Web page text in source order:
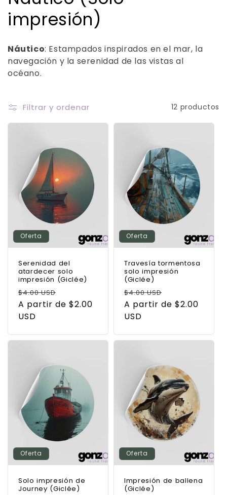
o
l
e
c
c
i
impresión)
Náutico: Estampados inspirados en el mar, la
navegación y la serenidad de las vistas al
océano.
Filtrar y ordenar 12 productos
Oferta
Serenidad del
atardecer solo
impresión (Giclée)
Precio
habitual
$4.00 USD
de
A partir de $2.00
USD
Oferta
Travesía tormentosa
solo impresión
(Giclée)
Precio
habitual
$4.00 USD
de
A partir de $2.00
USD
Oferta
Solo impresión de
Journey (Giclée)
Oferta
Impresión de ballena
(Giclée)